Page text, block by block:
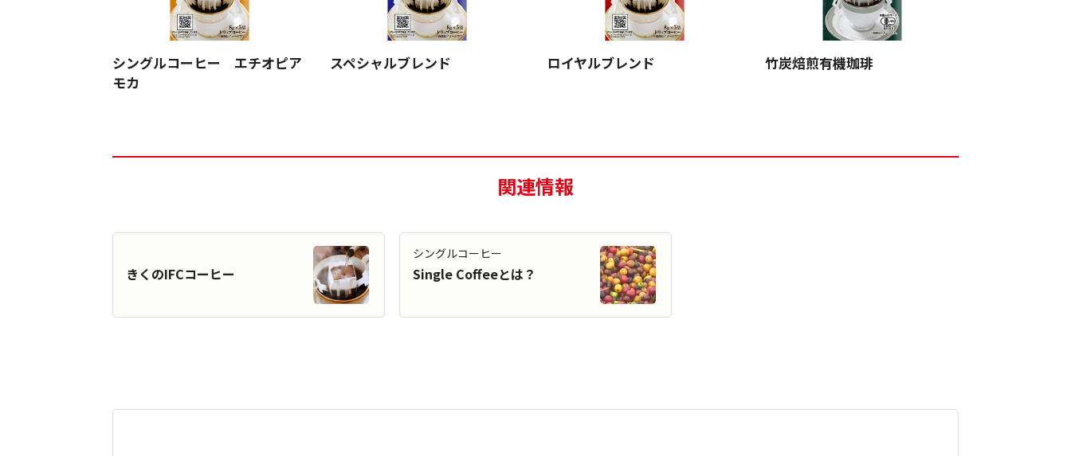
シングルコーヒー エチオピア
モカ
スペシャルブレンド ロイヤルブレンド 竹炭焙煎有機珈琲
関連情報
きくのIFCコーヒー
シングルコーヒー
Single Coffeeとは？